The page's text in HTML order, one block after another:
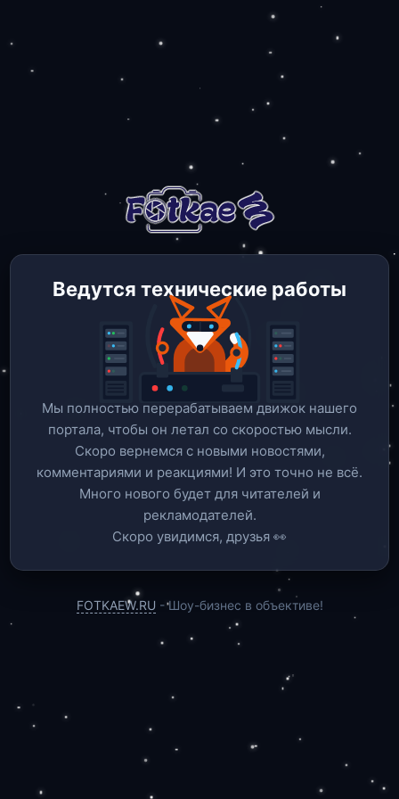
Ведутся технические работы
Мы полностью перерабатываем движок нашего
портала, чтобы он летал со скоростью мысли.
Скоро вернемся c новыми новостями,
комментариями и реакциями! И это точно не всё.
Много нового будет для читателей и
рекламодателей.
Скоро увидимся, друзья 👀
FOTKAEW.RU - Шоу-бизнес в объективе!